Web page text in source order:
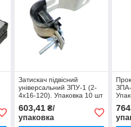
Затискач підвісний
універсальний ЗПУ-1 (2-
4х16-120). Упаковка 10 шт
603,41₴/
упаковка